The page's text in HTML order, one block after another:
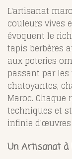
L'artisanat
couleurs vives
évoquent le
tapis berbères
aux poteries
passant par
chatoyantes,
Maroc. Chaque
techniques et
infinie
Un Artisanat à